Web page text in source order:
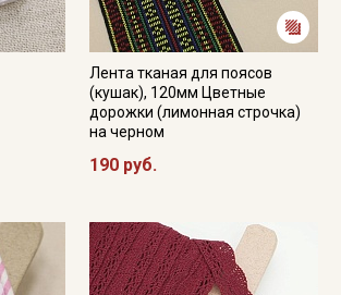
Лента тканая для поясов
(кушак), 120мм Цветные
дорожки (лимонная строчка)
на черном
190 руб.